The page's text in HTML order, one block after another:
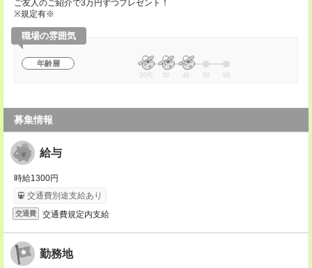
ご友人のご紹介で3万円ずつプレゼント！
※規定有※
職場の雰囲気
年齢層
20代 30 40 50 60
募集情報
給与
時給1300円
交通費別途支給あり
交通費 交通費規定内支給
勤務地